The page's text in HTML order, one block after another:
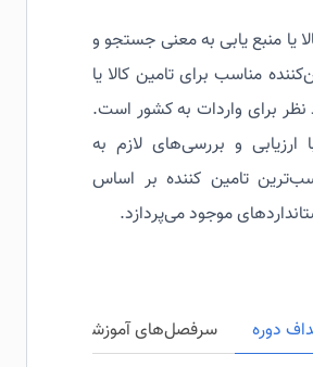
یا منبع یابی به معنی جستجو و
مناسب برای تامین کالا یا
برای واردات به کشور است.
ارزیابی و بررسی‌های لازم به
تامین کننده بر اساس
موجود می‌پردازد.
دوره سرفصل‌های آموزشی